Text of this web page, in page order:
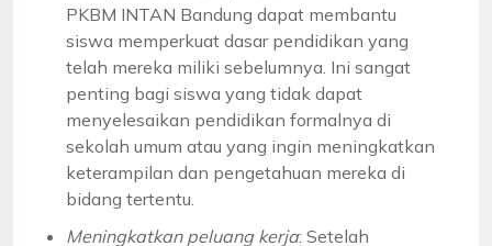
PKBM INTAN Bandung dapat membantu
siswa memperkuat dasar pendidikan yang
telah mereka miliki sebelumnya. Ini sangat
penting bagi siswa yang tidak dapat
menyelesaikan pendidikan formalnya di
sekolah umum atau yang ingin meningkatkan
keterampilan dan pengetahuan mereka di
bidang tertentu.
Meningkatkan peluang kerja: Setelah